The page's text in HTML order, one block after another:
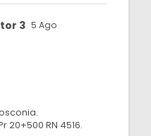
3 5 Ago
20+500 RN 4516.